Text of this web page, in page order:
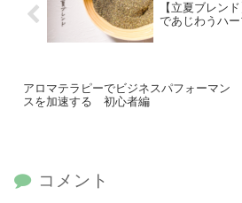
【立夏ブレン
であじわうハ
アロマテラピーでビジネスパフォーマン
スを加速する 初心者編
コメント